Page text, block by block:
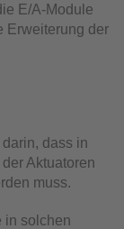
E/A-Module
Erweiterung der
dass in
Aktuatoren
muss.
in solchen